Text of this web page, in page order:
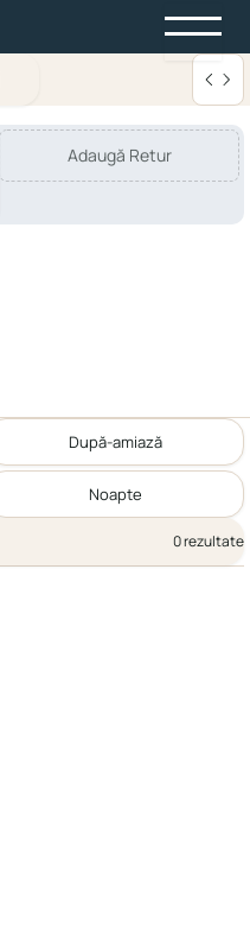
Adaugă Retur
După-amiază
Noapte
0 rezultate